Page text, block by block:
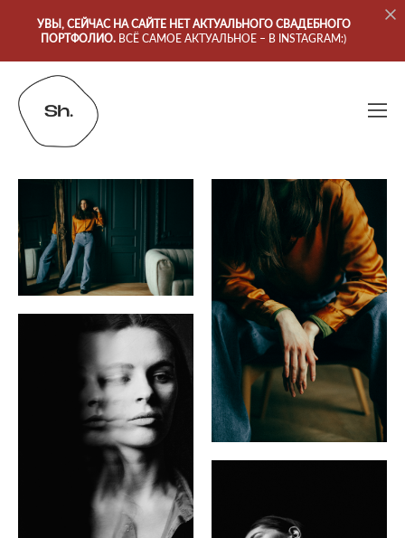
УВЫ, СЕЙЧАС НА САЙТЕ НЕТ АКТУАЛЬНОГО СВАДЕБНОГО
ПОРТФОЛИО. ВСЁ САМОЕ АКТУАЛЬНОЕ – В INSTAGRAM:)